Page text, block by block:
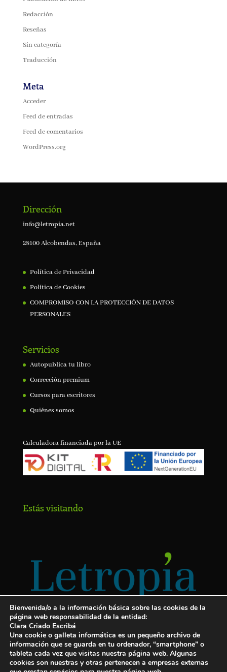
Redacción
Reseñas
Sin categoría
Traducción
Meta
Acceder
Feed de entradas
Feed de comentarios
WordPress.org
Dirección
info@letropia.net
28100 Alcobendas, España
Política de Privacidad
Política de Cookies
COMPROMISO CON LA PROTECCIÓN DE DATOS
PERSONALES
Servicios
Autopublica tu libro
Corrección premium
Cursos para escritores
Quiénes somos
Calculadora financiada por la UE
Estás visitando
Servicios para escritores
Bienvenida/o a la información básica sobre las cookies de la
página web responsabilidad de la entidad:
Clara Criado Escribá
Una cookie o galleta informática es un pequeño archivo de
información que se guarda en tu ordenador, “smartphone” o
tableta cada vez que visitas nuestra página web. Algunas
cookies son nuestras y otras pertenecen a empresas externas